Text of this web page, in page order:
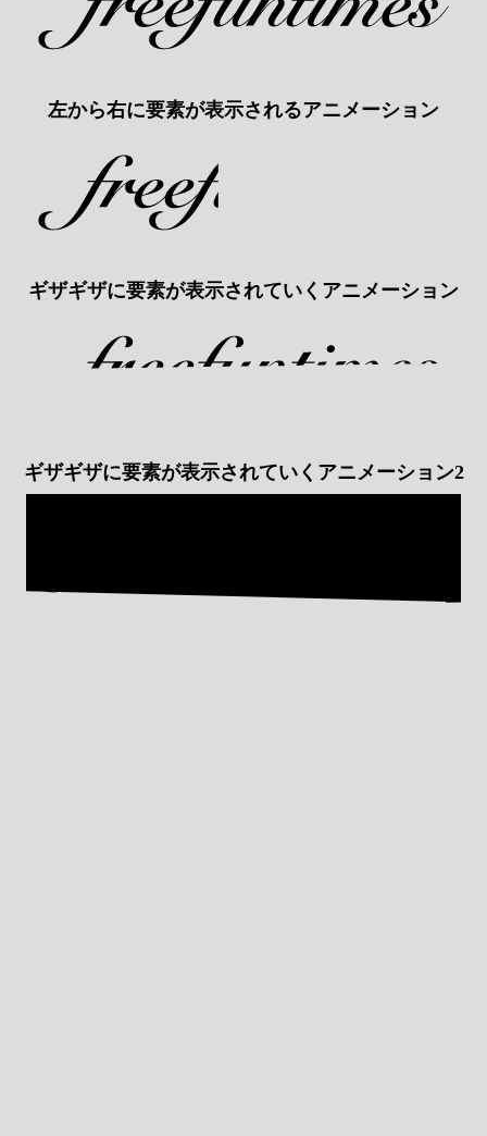
左から右に要素が表示されるアニメーション
ギザギザに要素が表示されていくアニメーション
ギザギザに要素が表示されていくアニメーション2